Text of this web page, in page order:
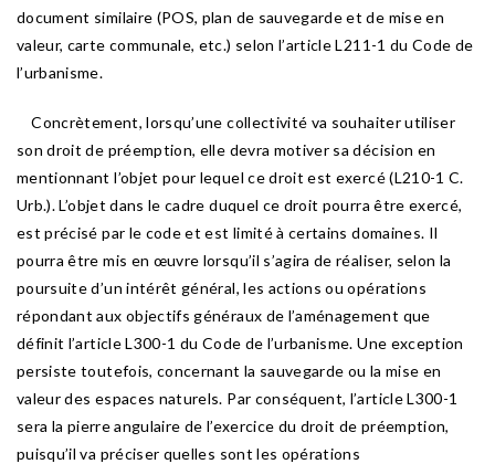
document similaire (POS, plan de sauvegarde et de mise en
valeur, carte communale, etc.) selon l’article L211-1 du Code de
l’urbanisme.
Concrètement, lorsqu’une collectivité va souhaiter utiliser
son droit de préemption, elle devra motiver sa décision en
mentionnant l’objet pour lequel ce droit est exercé (L210-1 C.
Urb.). L’objet dans le cadre duquel ce droit pourra être exercé,
est précisé par le code et est limité à certains domaines. Il
pourra être mis en œuvre lorsqu’il s’agira de réaliser, selon la
poursuite d’un intérêt général, les actions ou opérations
répondant aux objectifs généraux de l’aménagement que
définit l’article L300-1 du Code de l’urbanisme. Une exception
persiste toutefois, concernant la sauvegarde ou la mise en
valeur des espaces naturels. Par conséquent, l’article L300-1
sera la pierre angulaire de l’exercice du droit de préemption,
puisqu’il va préciser quelles sont les opérations